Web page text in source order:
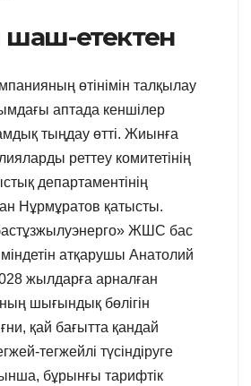
етектен
өтінімін талқылау
аптада кеншілер
тыңдау өтті. Жиынға
реттеу комитетінің
департаментінің
Нұрмұратов қатысты.
ЖШС бас
атқарушы Анатолий
жылдарға арналған
шығындық бөлігін
қай бағытта қандай
тегжейлі түсіндіруге
бұрынғы тарифтік